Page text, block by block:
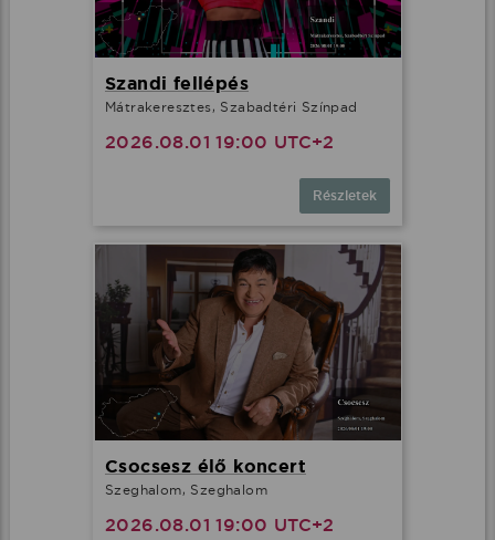
Szandi fellépés
Mátrakeresztes, Szabadtéri Színpad
2026.08.01 19:00 UTC+2
Részletek
Csocsesz élő koncert
Szeghalom, Szeghalom
2026.08.01 19:00 UTC+2